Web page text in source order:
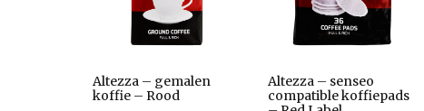
Altezza – gemalen
koffie – Rood
Altezza – senseo
compatible koffiepads